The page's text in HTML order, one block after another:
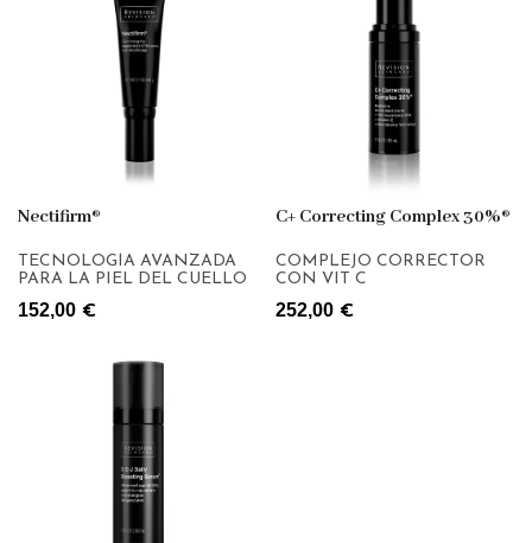
Nectifirm®
TECNOLOGÍA AVANZADA
PARA LA PIEL DEL CUELLO
152,00 €
C+ Correcting Complex 30%®
COMPLEJO CORRECTOR
CON VIT C
252,00€